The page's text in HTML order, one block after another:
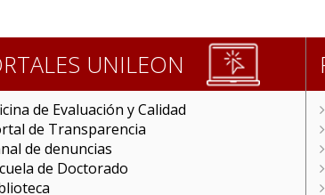
UNILEON
de Evaluación y Calidad
de Transparencia
de denuncias
de Doctorado